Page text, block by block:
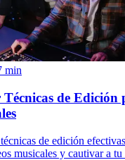
min
de
de edición
musicales y cautivar a tu